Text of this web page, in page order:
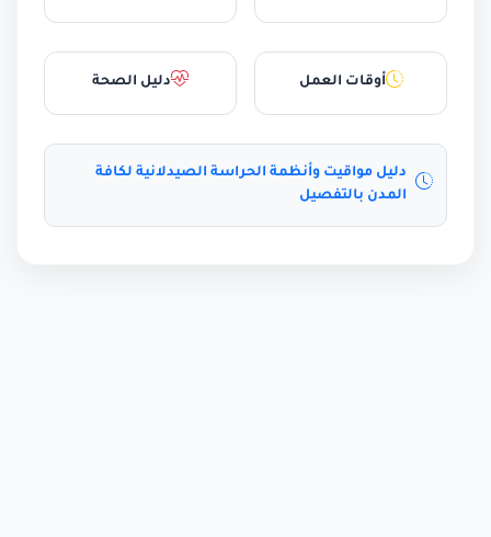
أوقات العمل دليل الصحة
دليل مواقيت وأنظمة الحراسة الصيدلانية لكافة
المدن بالتفصيل